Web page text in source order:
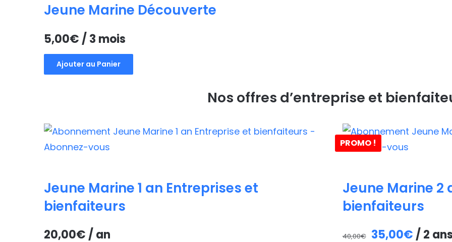
Jeune Marine Découverte
5,00€ / 3 mois
Ajouter au Panier
Nos offres d’entreprise et
Jeune Marine 1 an Entreprises et
bienfaiteurs
20,00€/ an
PROMO !
Jeune Marine 2
bienfaiteurs
40,00€
Le
35,00€Le
/ 2